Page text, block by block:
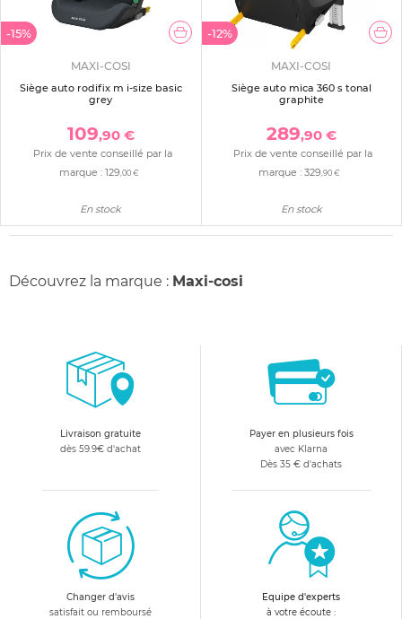
-15%
MAXI-COSI
Siège auto rodifix m i-size basic
grey
109,90 €
Prix de vente conseillé par la
marque : 129 ,00 €
En stock
-12%
MAXI-COSI
Siège auto mica 360 s tonal
graphite
289,90 €
Prix de vente conseillé par la
marque :329 ,90 €
En stock
Découvrez la marque : Maxi-cosi
Livraison gratuite
dès 59.9€ d'achat
Payer en plusieurs fois
avec Klarna
Dès 35 € d'achats
Changer d'avis
satisfait ou remboursé
Equipe d'experts
à votre écoute :